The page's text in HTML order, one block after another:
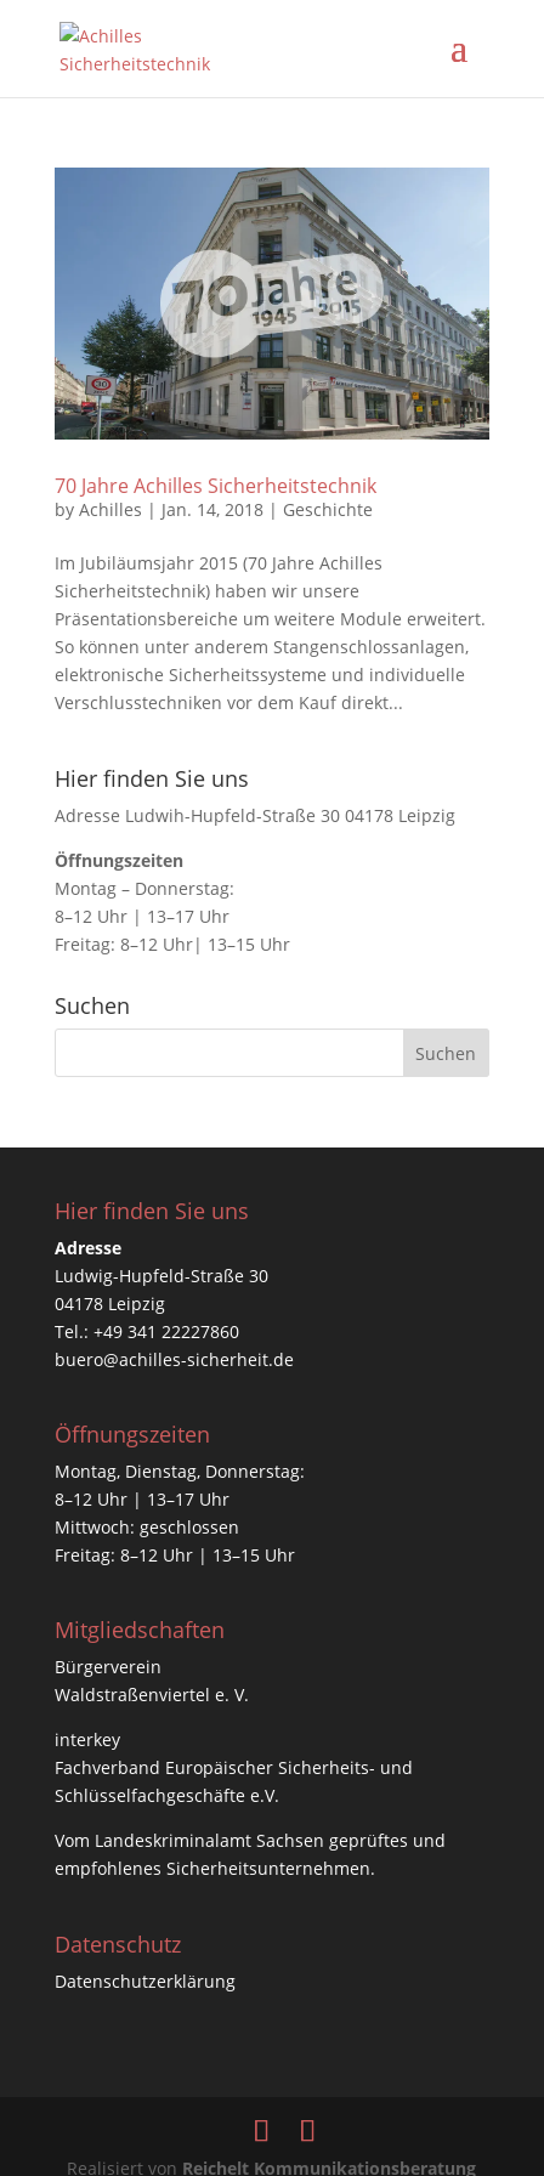
70 Jahre Achilles Sicherheitstechnik
by Achilles | Jan. 14, 2018| Geschichte
Im Jubiläumsjahr 2015 (70 Jahre Achilles
Sicherheitstechnik) haben wir unsere
Präsentationsbereiche um weitere Module erweitert.
So können unter anderem Stangenschlossanlagen,
elektronische Sicherheitssysteme und individuelle
Verschlusstechniken vor dem Kauf direkt...
Hier finden Sie uns
Adresse Ludwih-Hupfeld-Straße 30 04178 Leipzig
Öffnungszeiten
Montag – Donnerstag:
8–12 Uhr | 13–17 Uhr
Freitag: 8–12 Uhr| 13–15 Uhr
Suchen
Hier finden Sie uns
Adresse
Ludwig-Hupfeld-Straße 30
04178 Leipzig
Tel.: +49 341 22227860
buero@achilles-sicherheit.de
Öffnungszeiten
Montag, Dienstag, Donnerstag:
8–12 Uhr | 13–17 Uhr
Mittwoch: geschlossen
Freitag: 8–12 Uhr | 13–15 Uhr
Mitgliedschaften
Bürgerverein
Waldstraßenviertel e. V.
interkey
Fachverband Europäischer Sicherheits- und
Schlüsselfachgeschäfte e.V.
Vom Landeskriminalamt Sachsen geprüftes und
empfohlenes Sicherheitsunternehmen.
Datenschutz
Datenschutzerklärung
Realisiert von Reichelt Kommunikationsberatung